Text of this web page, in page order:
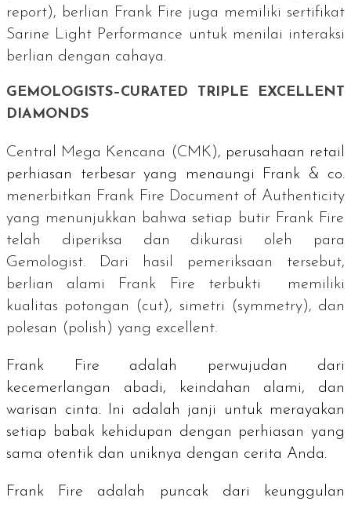
report), berlian Frank Fire juga memiliki sertifikat
Sarine Light Performance untuk menilai interaksi
berlian dengan cahaya.
GEMOLOGISTS–CURATED TRIPLE EXCELLENT
DIAMONDS
Central Mega Kencana (CMK), perusahaan retail
perhiasan terbesar yang menaungi Frank & co.
menerbitkan Frank Fire Document of Authenticity
yang menunjukkan bahwa setiap butir Frank Fire
telah diperiksa dan dikurasi oleh para
Gemologist. Dari hasil pemeriksaan tersebut,
berlian alami Frank Fire terbukti memiliki
kualitas potongan (cut), simetri (symmetry), dan
polesan ( polish ) yang excellent.
Frank Fire adalah perwujudan dari
kecemerlangan abadi, keindahan alami, dan
warisan cinta. Ini adalah janji untuk merayakan
setiap babak kehidupan dengan perhiasan yang
sama otentik dan uniknya dengan cerita Anda.
Frank Fire adalah puncak dari keunggulan